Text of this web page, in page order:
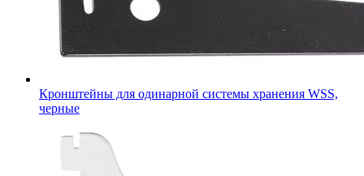
Кронштейны для одинарной системы хранения WSS,
черные